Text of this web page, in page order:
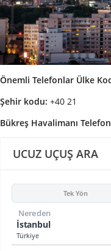
UCUZ UÇUŞ ARA
Tek Yön
İstanbul
Türkiye
Nereden
Önemli Telefonlar Ülke
Şehir kodu: +40 21
Bükreş Havalimanı